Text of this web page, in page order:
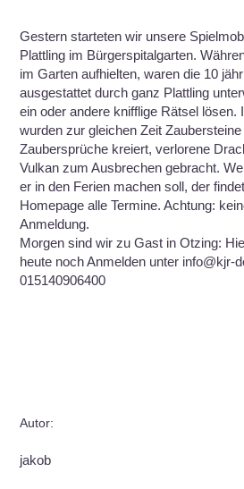
Gestern starteten wir unsere
Plattling im Bürgerspitalgarten.
im Garten aufhielten, waren die 10
ausgestattet durch ganz Plattling
ein oder andere knifflige Rätsel lösen.
wurden zur gleichen Zeit
Zaubersprüche kreiert, verlorene
Vulkan zum Ausbrechen gebracht.
er in den Ferien machen soll, der
Homepage alle Termine. Achtung:
Anmeldung.
Morgen sind wir zu Gast in Otzing:
heute noch Anmelden unter info@kjr-
015140906400
Autor:
jakob